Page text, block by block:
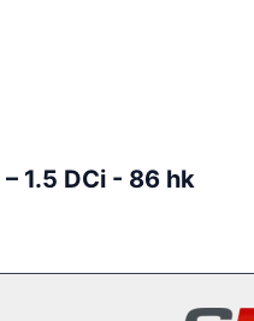
– 1.5 DCi - 86 hk